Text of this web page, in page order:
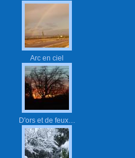
Arc en ciel
D'ors et de feux…